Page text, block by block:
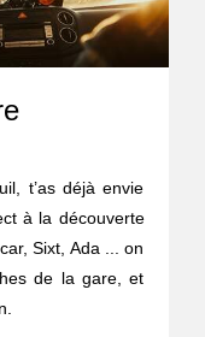
t’as déjà envie
à la découverte
Sixt, Ada ... on
de la gare, et